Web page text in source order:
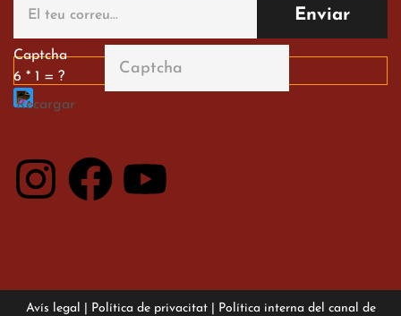
English Festival
13 de març de 2026
Captcha
6 * 1 = ?
Avís legal Política de privacitat| Política interna del canal de